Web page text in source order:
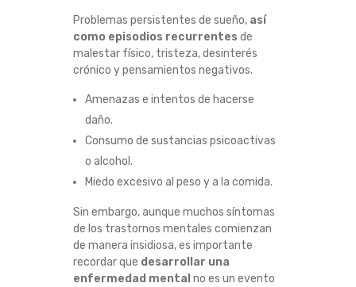
Problemas persistentes de sueño, así
como episodios recurrentes de
malestar físico, tristeza, desinterés
crónico y pensamientos negativos.
Amenazas e intentos de hacerse
daño.
Consumo de sustancias psicoactivas
o alcohol.
Miedo excesivo al peso y a la comida.
Sin embargo, aunque muchos síntomas
de los trastornos mentales comienzan
de manera insidiosa, es importante
recordar que desarrollar una
enfermedad mental no es un evento